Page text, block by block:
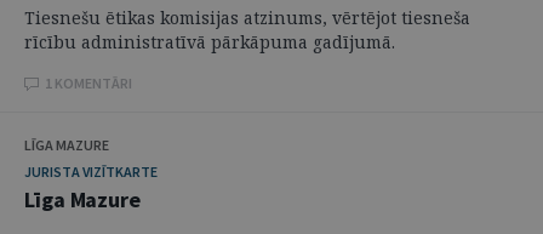
Tiesnešu ētikas komisijas atzinums, vērtējot tiesneša
rīcību administratīvā pārkāpuma gadījumā.
1 KOMENTĀRI
LĪGA MAZURE
JURISTA VIZĪTKARTE
Līga Mazure